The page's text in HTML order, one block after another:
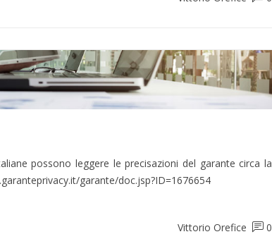
possono leggere le precisazioni del garante circa la
garante/doc.jsp?ID=1676654
Vittorio Orefice 0